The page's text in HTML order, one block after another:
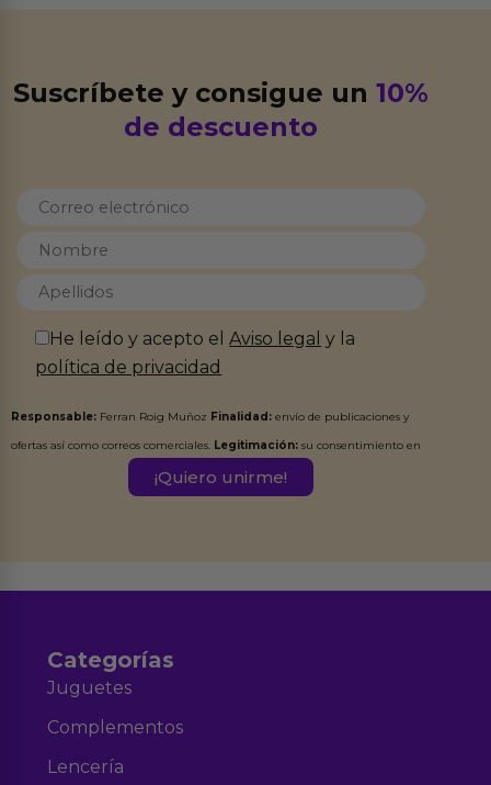
Suscríbete y consigue un10%
de descuento
He leído y acepto elAviso legal y la
política de privacidad
Responsable: Ferran Roig Muñoz Finalidad: envío de publicaciones y
ofertas así como correos comerciales. Legitimación: su consentimiento en
Destinatarios:Ferran Roig Muñoz. Podrás ejercer tus
Categorías
Juguetes
Complementos
Lencería